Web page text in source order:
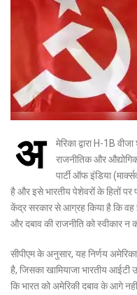
अ
मेरिका द्वारा H-1B
राजनीतिक और
पार्टी ऑफ इंडिया
है और इसे भारतीय पेशेवरों के हितों पर
केंद्र सरकार से आग्रह किया है कि
और दबाव की राजनीति को स्वीकार न
सीपीएम के अनुसार, यह निर्णय
है, जिसका खामियाजा भारतीय आईटी
कि भारत को अमेरिकी दबाव के आगे